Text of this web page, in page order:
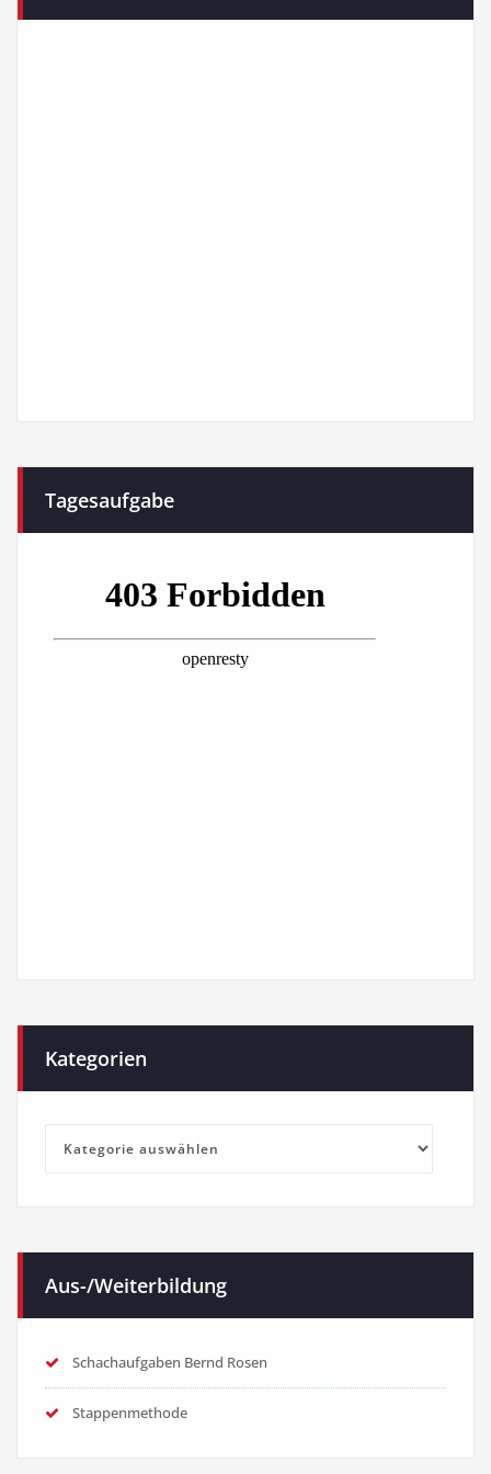
Tagesaufgabe
Kategorien
Kategorien
Aus-/Weiterbildung
Schachaufgaben Bernd Rosen
Stappenmethode